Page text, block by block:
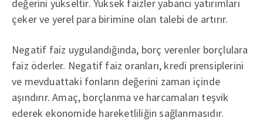
değerini yükseltir. Yüksek faizler yabancı yatırımları
çeker ve yerel para birimine olan talebi de artırır.
Negatif faiz uygulandığında, borç verenler borçlulara
faiz öderler. Negatif faiz oranları, kredi prensiplerini
ve mevduattaki fonların değerini zaman içinde
aşındırır. Amaç, borçlanma ve harcamaları teşvik
ederek ekonomide hareketliliğin sağlanmasıdır.